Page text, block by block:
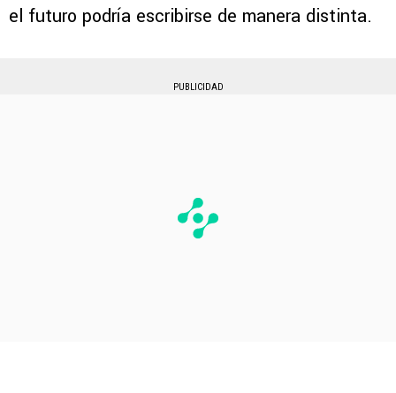
el futuro podría escribirse de manera distinta.
PUBLICIDAD